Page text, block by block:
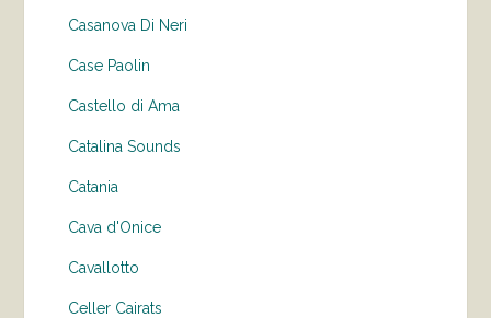
Casanova Di Neri
Case Paolin
Castello di Ama
Catalina Sounds
Catania
Cava d'Onice
Cavallotto
Celler Cairats